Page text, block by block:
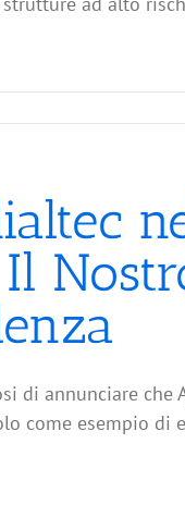
di annunciare
come esempio di